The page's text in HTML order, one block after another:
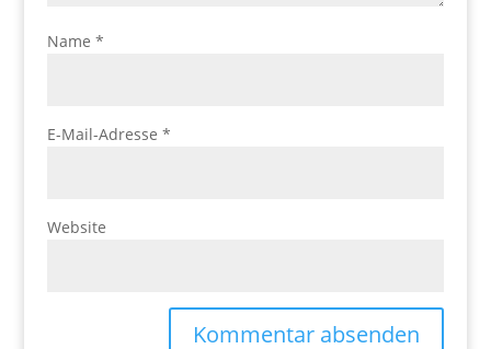
Name *
E-Mail-Adresse *
Website